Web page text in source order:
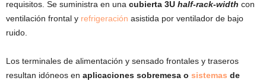
requisitos. Se suministra en una cubierta 3U half-rack-width con
ventilación frontal y refrigeración asistida por ventilador de bajo
ruido.
Los terminales de alimentación y sensado frontales y traseros
resultan idóneos en aplicaciones sobremesa o sistemas de